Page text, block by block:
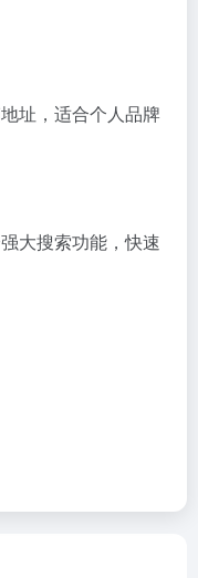
址，适合个人品牌
大搜索功能，快速